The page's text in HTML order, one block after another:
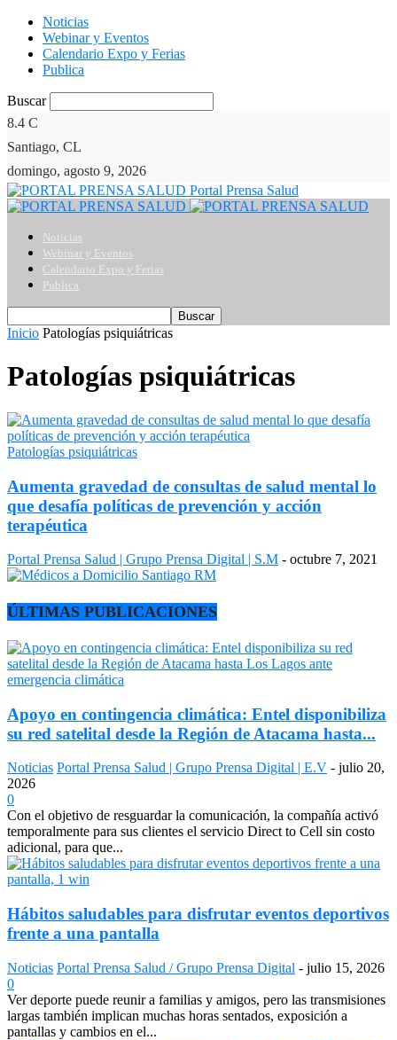
Noticias
Webinar y Eventos
Calendario Expo y Ferias
Publica
Buscar
8.4 C
Santiago, CL
domingo, agosto 9, 2026
Portal Prensa Salud
Noticias
Webinar y Eventos
Calendario Expo y Ferias
Publica
Inicio Patologías psiquiátricas
Patologías psiquiátricas
Patologías psiquiátricas
Aumenta gravedad de consultas de salud mental lo
que desafía políticas de prevención y acción
terapéutica
Portal Prensa Salud | Grupo Prensa Digital | S.M - octubre 7, 2021
ÚLTIMAS PUBLICACIONES
Apoyo en contingencia climática: Entel disponibiliza
su red satelital desde la Región de Atacama hasta...
Noticias Portal Prensa Salud | Grupo Prensa Digital | E.V - julio 20,
2026
0
Con el objetivo de resguardar la comunicación, la compañía activó
temporalmente para sus clientes el servicio Direct to Cell sin costo
adicional, para que...
Hábitos saludables para disfrutar eventos deportivos
frente a una pantalla
Noticias Portal Prensa Salud / Grupo Prensa Digital - julio 15, 2026
0
Ver deporte puede reunir a familias y amigos, pero las transmisiones
largas también implican muchas horas sentados, exposición a
pantallas y cambios en el...